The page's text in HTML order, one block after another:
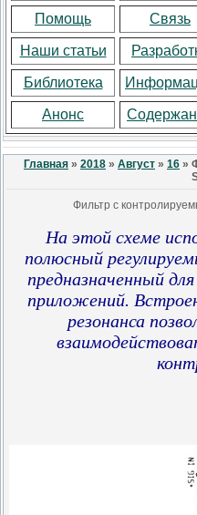
Помощь Связь
Наши статьи
Библиотека
Анонс
Главная » 2018 » Август » 16 »
Фильтр с
На этой схеме
полюсный
предназначенный
приложений.
резонанса